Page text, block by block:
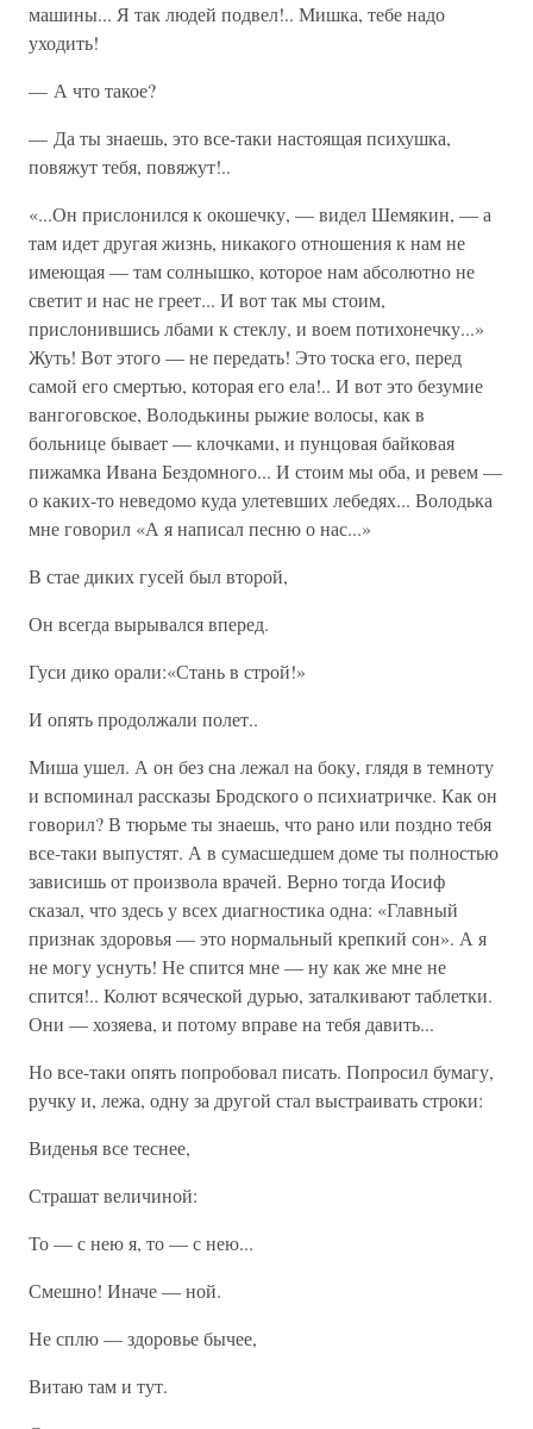
машины... Я так людей подвел!.. Мишка, тебе надо
уходить!
— А что такое?
— Да ты знаешь, это все-таки настоящая психушка,
повяжут тебя, повяжут!..
«...Он прислонился к окошечку, — видел Шемякин, — а
там идет другая жизнь, никакого отношения к нам не
имеющая — там солнышко, которое нам абсолютно не
светит и нас не греет... И вот так мы стоим,
прислонившись лбами к стеклу, и воем потихонечку...»
Жуть! Вот этого — не передать! Это тоска его, перед
самой его смертью, которая его ела!.. И вот это безумие
вангоговское, Володькины рыжие волосы, как в
больнице бывает — клочками, и пунцовая байковая
пижамка Ивана Бездомного... И стоим мы оба, и ревем —
о каких-то неведомо куда улетевших лебедях... Володька
мне говорил «А я написал песню о нас...»
В стае диких гусей был второй,
Он всегда вырывался вперед.
Гуси дико орали:«Стань в строй!»
И опять продолжали полет..
Миша ушел. А он без сна лежал на боку, глядя в темноту
и вспоминал рассказы Бродского о психиатричке. Как он
говорил? В тюрьме ты знаешь, что рано или поздно тебя
все-таки выпустят. А в сумасшедшем доме ты полностью
зависишь от произвола врачей. Верно тогда Иосиф
сказал, что здесь у всех диагностика одна: «Главный
признак здоровья — это нормальный крепкий сон». А я
не могу уснуть! Не спится мне — ну как же мне не
спится!.. Колют всяческой дурью, заталкивают таблетки.
Они — хозяева, и потому вправе на тебя давить...
Но все-таки опять попробовал писать. Попросил бумагу,
ручку и, лежа, одну за другой стал выстраивать строки:
Виденья все теснее,
Страшат величиной:
То — с нею я, то — с нею...
Смешно! Иначе — ной.
Не сплю — здоровье бычее,
Витаю там и тут.